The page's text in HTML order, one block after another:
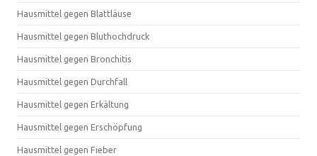
Hausmittel gegen Blattläuse
Hausmittel gegen Bluthochdruck
Hausmittel gegen Bronchitis
Hausmittel gegen Durchfall
Hausmittel gegen Erkältung
Hausmittel gegen Erschöpfung
Hausmittel gegen Fieber